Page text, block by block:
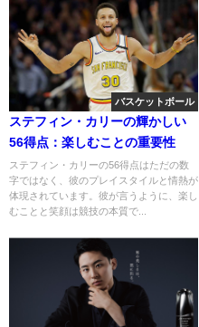
バスケットボール
ステフィン・カリーの輝かしい
56得点：楽しむことの重要性
ステフィン・カリーの56得点はただの数
字ではなく、彼のプレイスタイルと情熱が
体現されています。彼が言うように、楽し
むことと笑顔は競技の本質で...